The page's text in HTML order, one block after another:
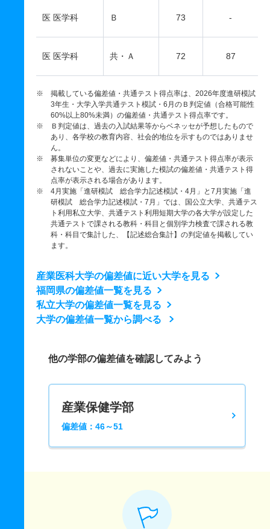
医 医学科 Ｂ 73 -
医 医学科 共・Ａ 72 87
※ 掲載している偏差値・共通テスト得点率は、2026年度進研模試
3年生・大学入学共通テスト模試・6月のＢ判定値（合格可能性
60%以上80%未満）の偏差値・共通テスト得点率です。
※ Ｂ判定値は、過去の入試結果等からベネッセが予想したもので
あり、各学校の教育内容、社会的地位を示すものではありませ
ん。
※ 募集単位の変更などにより、偏差値・共通テスト得点率が表示
されないことや、過去に実施した模試の偏差値・共通テスト得
点率が表示される場合があります。
※ 4月実施「進研模試 総合学力記述模試・4月」と7月実施「進
研模試 総合学力記述模試・7月」では、国公立大学、共通テス
ト利用私立大学、共通テスト利用短期大学の各大学が設定した
共通テストで課される教科・科目と個別学力検査で課される教
科・科目で集計した、【記述総合集計】の判定値を掲載してい
ます。
産業医科大学の偏差値に近い大学を見る
福岡県の偏差値一覧を見る
私立大学の偏差値一覧を見る
大学の偏差値一覧から調べる
他の学部の偏差値を確認してみよう
産業保健学部
偏差値：46～51